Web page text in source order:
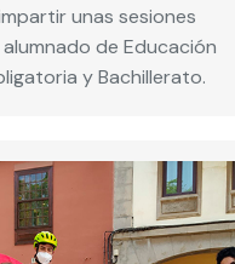
unas sesiones
de Educación
y Bachillerato.